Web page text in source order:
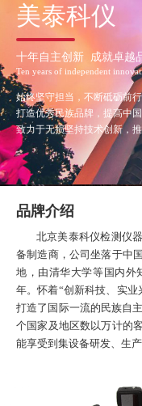
美泰科仪
十年自主创新 成就卓越
Ten years of independent
始终坚守担当，不断砥砺前行
打造优秀民族品牌，提高中
致力于无损坚持技术创新，
品牌介绍
北京美泰科仪检测仪
备制造商，公司坐落于中
地，由清华大学等国内外
年。怀着“创新科技、实
打造了国际一流的民族自
个国家及地区数以万计的
能享受到集设备研发、生